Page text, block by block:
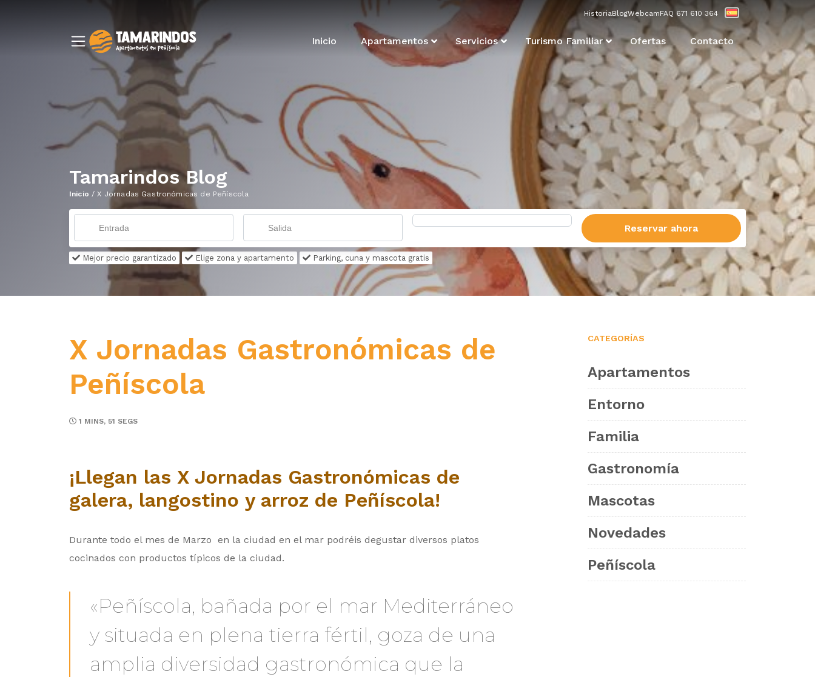
HistoriaBlogWebcamFAQ 671 610 364
Inicio Apartamentos Servicios Turismo Familiar Ofertas Contacto
Tamarindos Blog
Inicio /X Jornadas Gastronómicas de Peñíscola
Reservar ahora
Mejor precio garantizado Elige zona y apartamento Parking, cuna y mascota gratis
X Jornadas Gastronómicas de
Peñíscola
1 MINS, 51 SEGS
¡Llegan las X Jornadas Gastronómicas de
galera, langostino y arroz de Peñíscola!
Durante todo el mes de Marzo en la ciudad en el mar podréis degustar diversos platos
cocinados con productos típicos de la ciudad.
«Peñíscola, bañada por el mar Mediterráneo
y situada en plena tierra fértil, goza de una
amplia diversidad gastronómica que la
CATEGORÍAS
Apartamentos
Entorno
Familia
Gastronomía
Mascotas
Novedades
Peñíscola